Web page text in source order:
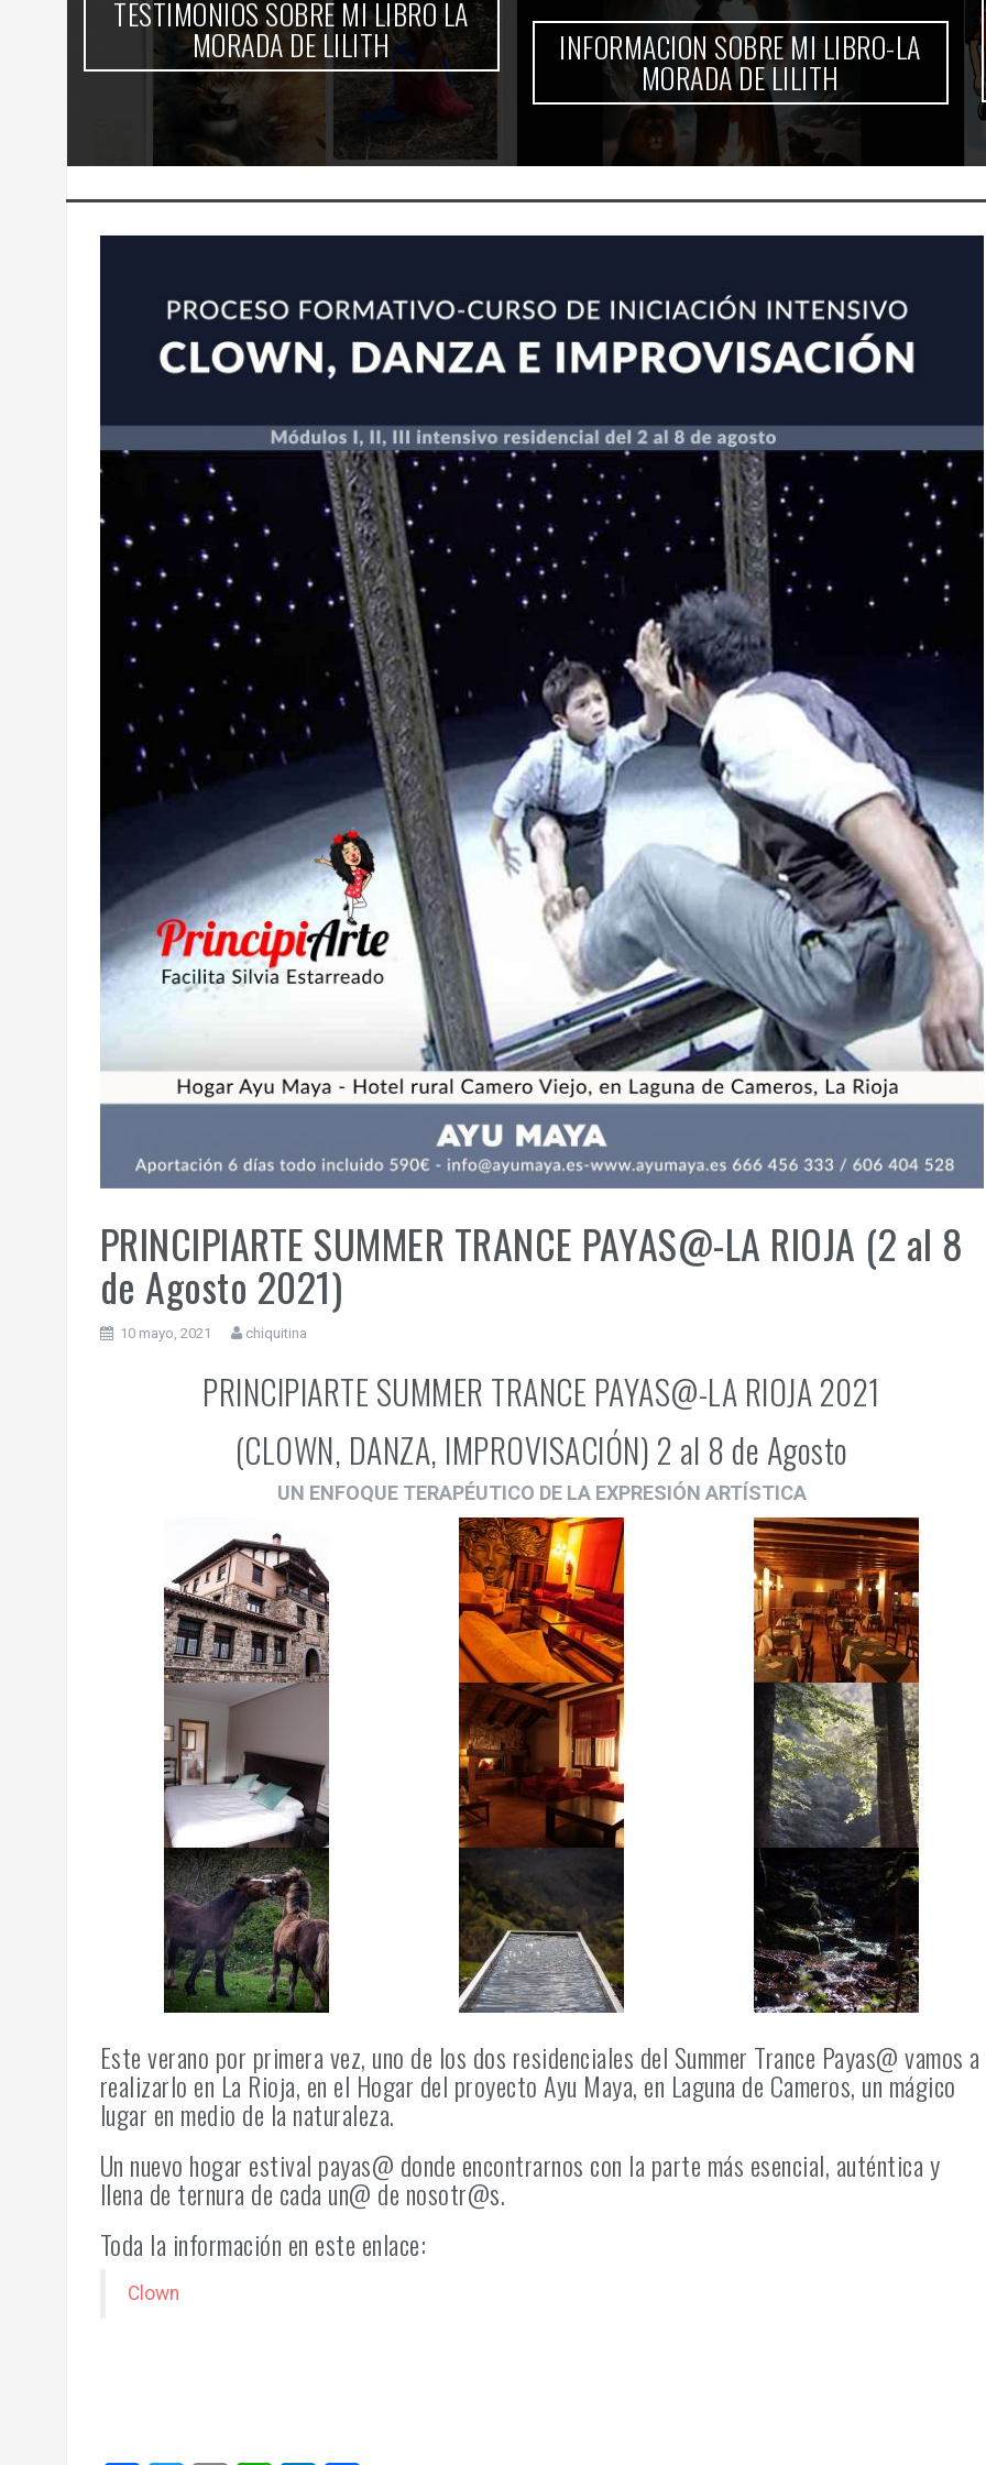
TESTIMONIOS SOBRE MI LIBRO LA
MORADA DE LILITH INFORMACION SOBRE MI LIBRO-LA
MORADA DE LILITH
PRINCIPIARTE SUMMER TRANCE PAYAS@-LA RIOJA (2 al 8
de Agosto 2021)
10 mayo, 2021 chiquitina
PRINCIPIARTE SUMMER TRANCE PAYAS@-LA RIOJA 2021
(CLOWN, DANZA, IMPROVISACIÓN) 2 al 8 de Agosto
UN ENFOQUE TERAPÉUTICO DE LA EXPRESIÓN ARTÍSTICA
Este verano por primera vez, uno de los dos residenciales del Summer Trance Payas@ vamos a
realizarlo en La Rioja, en el Hogar del proyecto Ayu Maya, en Laguna de Cameros, un mágico
lugar en medio de la naturaleza.
Un nuevo hogar estival payas@ donde encontrarnos con la parte más esencial, auténtica y
llena de ternura de cada un@ de nosotr@s.
Toda la información en este enlace:
Clown
FORMACION
PRINCIPIARTE
DANZA,
CURSO 25-26